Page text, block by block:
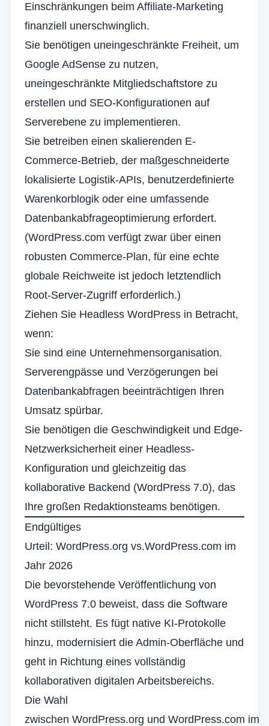
Einschränkungen beim Affiliate-Marketing
finanziell unerschwinglich.
Sie benötigen uneingeschränkte Freiheit, um
Google AdSense zu nutzen,
uneingeschränkte Mitgliedschaftstore zu
erstellen und SEO-Konfigurationen auf
Serverebene zu implementieren.
Sie betreiben einen skalierenden E-
Commerce-Betrieb, der maßgeschneiderte
lokalisierte Logistik-APIs, benutzerdefinierte
Warenkorblogik oder eine umfassende
Datenbankabfrageoptimierung erfordert.
(WordPress.com verfügt zwar über einen
robusten Commerce-Plan, für eine echte
globale Reichweite ist jedoch letztendlich
Root-Server-Zugriff erforderlich.)
Ziehen Sie Headless WordPress in Betracht,
wenn:
Sie sind eine Unternehmensorganisation.
Serverengpässe und Verzögerungen bei
Datenbankabfragen beeinträchtigen Ihren
Umsatz spürbar.
Sie benötigen die Geschwindigkeit und Edge-
Netzwerksicherheit einer Headless-
Konfiguration und gleichzeitig das
kollaborative Backend (WordPress 7.0), das
Ihre großen Redaktionsteams benötigen.
Endgültiges
Urteil: WordPress.org vs.WordPress.com im
Jahr 2026
Die bevorstehende Veröffentlichung von
WordPress 7.0 beweist, dass die Software
nicht stillsteht. Es fügt native KI-Protokolle
hinzu, modernisiert die Admin-Oberfläche und
geht in Richtung eines vollständig
kollaborativen digitalen Arbeitsbereichs.
Die Wahl
zwischen WordPress.org und WordPress.com im